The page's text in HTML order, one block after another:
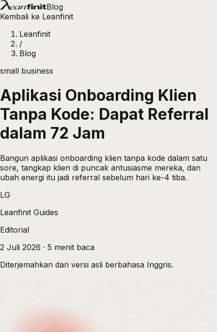
Blog
Kembali ke Leanfinit
Leanfinit
/
Blog
small business
Aplikasi Onboarding Klien
Tanpa Kode: Dapat Referral
dalam 72 Jam
Bangun aplikasi onboarding klien tanpa kode dalam satu
sore, tangkap klien di puncak antusiasme mereka, dan
ubah energi itu jadi referral sebelum hari ke-4 tiba.
LG
Leanfinit Guides
Editorial
2 Juli 2026 · 5 menit baca
Diterjemahkan dari versi asli berbahasa Inggris.